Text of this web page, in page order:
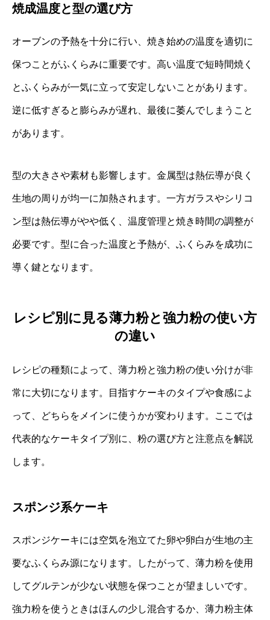
焼成温度と型の選び方
オーブンの予熱を十分に行い、焼き始めの温度を適切に
保つことがふくらみに重要です。高い温度で短時間焼く
とふくらみが一気に立って安定しないことがあります。
逆に低すぎると膨らみが遅れ、最後に萎んでしまうこと
があります。
型の大きさや素材も影響します。金属型は熱伝導が良く
生地の周りが均一に加熱されます。一方ガラスやシリコ
ン型は熱伝導がやや低く、温度管理と焼き時間の調整が
必要です。型に合った温度と予熱が、ふくらみを成功に
導く鍵となります。
レシピ別に見る薄力粉と強力粉の使い方
の違い
レシピの種類によって、薄力粉と強力粉の使い分けが非
常に大切になります。目指すケーキのタイプや食感によ
って、どちらをメインに使うかが変わります。ここでは
代表的なケーキタイプ別に、粉の選び方と注意点を解説
します。
スポンジ系ケーキ
スポンジケーキには空気を泡立てた卵や卵白が生地の主
要なふくらみ源になります。したがって、薄力粉を使用
してグルテンが少ない状態を保つことが望ましいです。
強力粉を使うときはほんの少し混合するか、薄力粉主体